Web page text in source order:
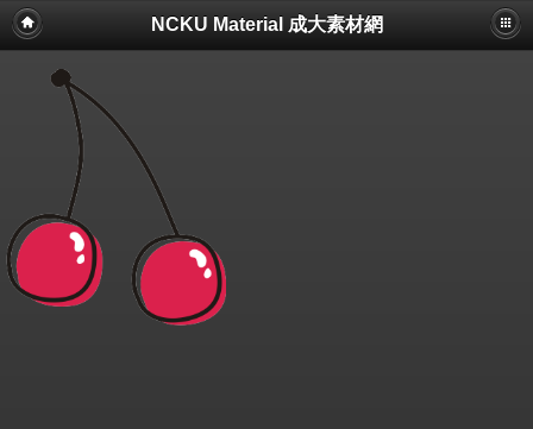
NCKU Material 成大素材網